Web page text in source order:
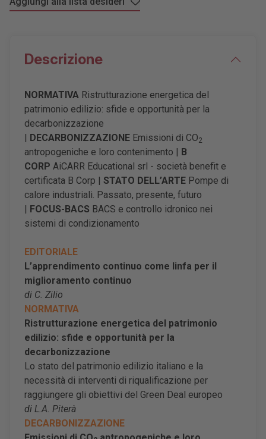
Descrizione
NORMATIVA Ristrutturazione energetica del
patrimonio edilizio: sfide e opportunità per la
decarbonizzazione
| DECARBONIZZAZIONE Emissioni di CO2
antropogeniche e loro contenimento | B
CORP AiCARR Educational srl - società benefit e
certificata B Corp | STATO DELL’ARTE Pompe di
calore industriali. Passato, presente, futuro
| FOCUS-BACS BACS e controllo idronico nei
sistemi di condizionamento
EDITORIALE
L’apprendimento continuo come linfa per il
miglioramento continuo
di C. Zilio
NORMATIVA
Ristrutturazione energetica del patrimonio
edilizio: sfide e opportunità per la
decarbonizzazione
Lo stato del patrimonio edilizio italiano e la
necessità di interventi di riqualificazione per
raggiungere gli obiettivi del Green Deal europeo
di L.A. Piterà
DECARBONIZZAZIONE